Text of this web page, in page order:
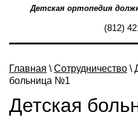
Детская ортопедия
(812)
Главная \ Сотрудничество \
больница №1
Детская